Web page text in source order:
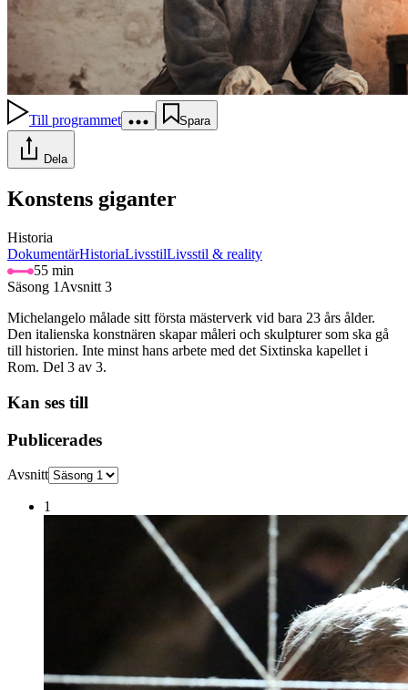
Till programmet Spara
Dela
Konstens giganter
Historia
DokumentärHistoriaLivsstilLivsstil & reality
55 min
Säsong 1 Avsnitt 3
Michelangelo målade sitt första mästerverk vid bara 23 års ålder.
Den italienska konstnären skapar måleri och skulpturer som ska gå
till historien. Inte minst hans arbete med det Sixtinska kapellet i
Rom. Del 3 av 3.
Kan ses till
Publicerades
Avsnitt
1